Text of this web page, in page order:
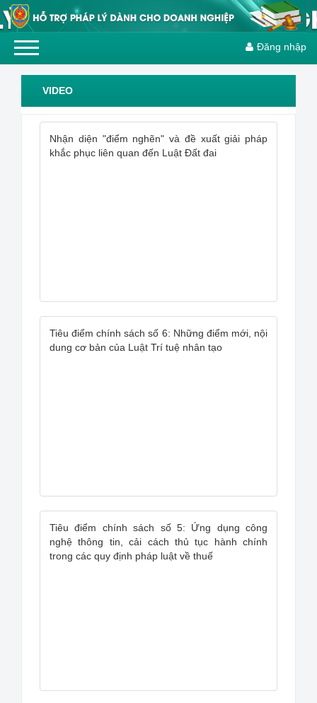
Đăng nhập
VIDEO
Nhận diện "điểm nghẽn" và đề xuất giải pháp
khắc phục liên quan đến Luật Đất đai
Tiêu điểm chính sách số 6: Những điểm mới, nội
dung cơ bản của Luật Trí tuệ nhân tạo
Tiêu điểm chính sách số 5: Ứng dụng công
nghệ thông tin, cải cách thủ tục hành chính
trong các quy định pháp luật về thuế